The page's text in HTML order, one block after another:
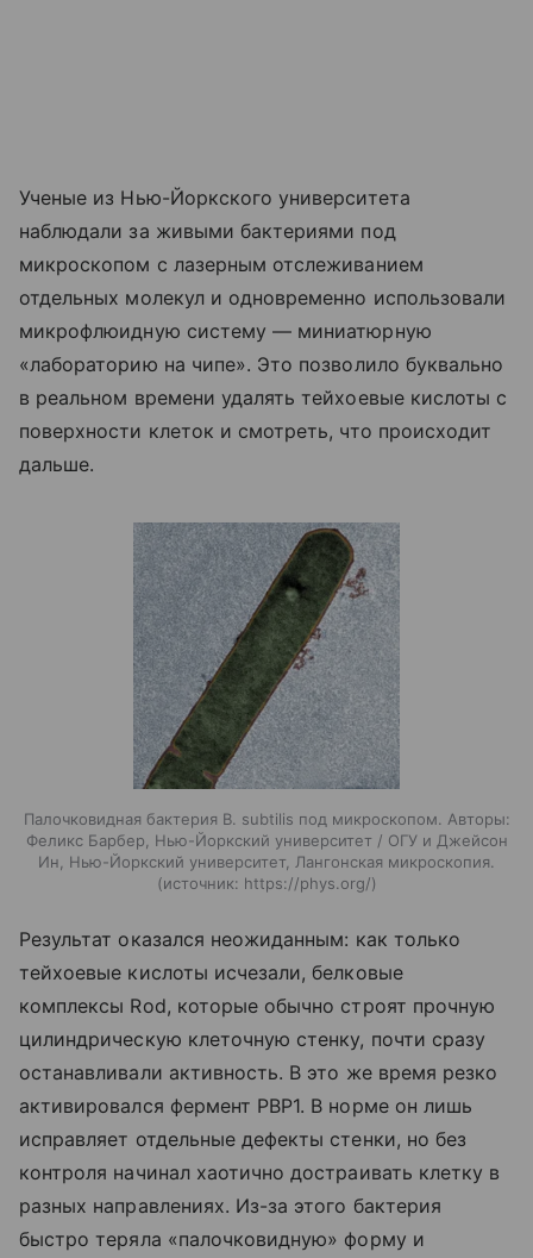
Ученые из Нью-Йоркского университета
наблюдали за живыми бактериями под
микроскопом с лазерным отслеживанием
отдельных молекул и одновременно использовали
микрофлюидную систему — миниатюрную
«лабораторию на чипе». Это позволило буквально
в реальном времени удалять тейхоевые кислоты с
поверхности клеток и смотреть, что происходит
дальше.
Палочковидная бактерия B. subtilis под микроскопом. Авторы:
Феликс Барбер, Нью-Йоркский университет / ОГУ и Джейсон
Ин, Нью-Йоркский университет, Лангонская микроскопия.
источник: https://phys.org/
Результат оказался неожиданным: как только
тейхоевые кислоты исчезали, белковые
комплексы Rod, которые обычно строят прочную
цилиндрическую клеточную стенку, почти сразу
останавливали активность. В это же время резко
активировался фермент PBP1. В норме он лишь
исправляет отдельные дефекты стенки, но без
контроля начинал хаотично достраивать клетку в
разных направлениях. Из-за этого бактерия
быстро теряла «палочковидную» форму и